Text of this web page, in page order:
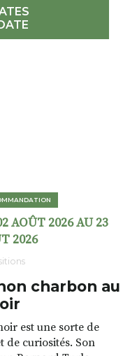
2026 AU 23
au
une sorte de
Son